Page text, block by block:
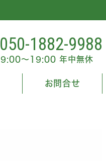
050-1882-9988
9:00～19:00 年中無休
お問合せ